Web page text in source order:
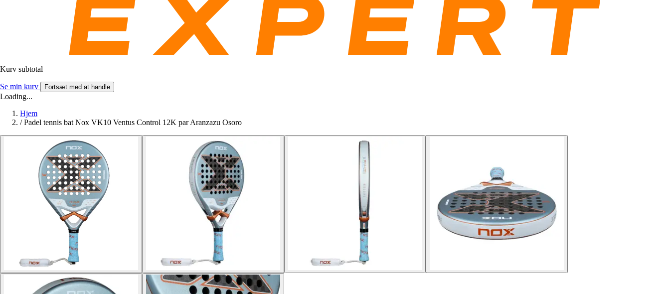
Kurv subtotal
Se min kurv Fortsæt med at handle
Loading...
Hjem
/ Padel tennis bat Nox VK10 Ventus Control 12K par Aranzazu Osoro